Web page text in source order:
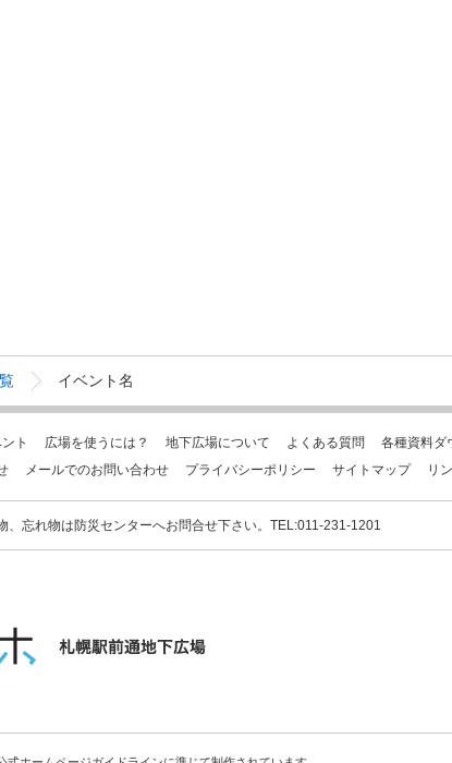
イベント名
ト 広場を使うには？ 地下広場について よくある質問 各種資料ダ
メールでのお問い合わせ プライバシーポリシー サイトマップ リ
、忘れ物は防災センターへお問合せ下さい。TEL:011-231-1201